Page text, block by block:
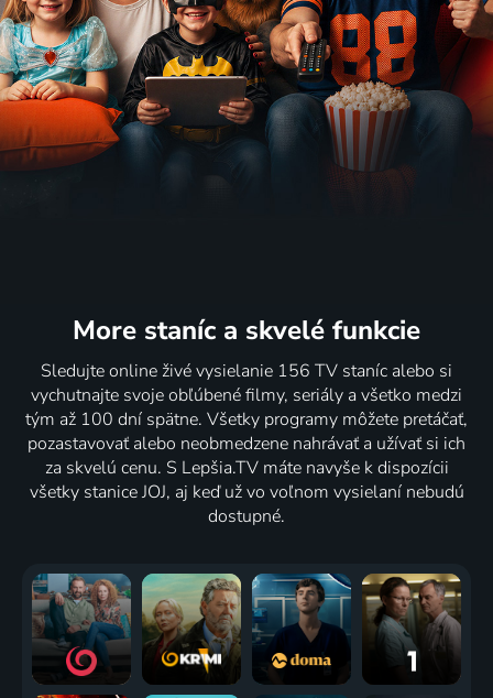
More staníc a skvelé funkcie
Sledujte online živé vysielanie 156 TV staníc alebo si
vychutnajte svoje obľúbené filmy, seriály a všetko medzi
tým až 100 dní spätne. Všetky programy môžete pretáčať,
pozastavovať alebo neobmedzene nahrávať a užívať si ich
za skvelú cenu. S Lepšia.TV máte navyše k dispozícii
všetky stanice JOJ, aj keď už vo voľnom vysielaní nebudú
dostupné.